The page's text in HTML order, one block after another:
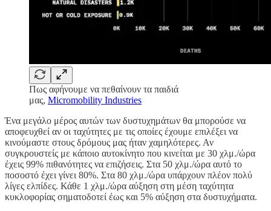
Πως αφήνουμε να πεθαίνουν τα παιδιά
μας, Micromobility Industries
Ένα μεγάλο μέρος αυτών των δυστυχημάτων θα μπορούσε να
αποφευχθεί αν οι ταχύτητες με τις οποίες έχουμε επιλέξει να
κινούμαστε στους δρόμους μας ήταν χαμηλότερες. Αν
συγκρουστείς με κάποιο αυτοκίνητο που κινείται με 30 χλμ./ώρα
έχεις 99% πιθανότητες να επιζήσεις. Στα 50 χλμ./ώρα αυτό το
ποσοστό έχει γίνει 80%. Στα 80 χλμ./ώρα υπάρχουν πλέον πολύ
λίγες ελπίδες. Κάθε 1 χλμ./ώρα αύξηση στη μέση ταχύτητα
κυκλοφορίας σηματοδοτεί έως και 5% αύξηση στα δυστυχήματα.